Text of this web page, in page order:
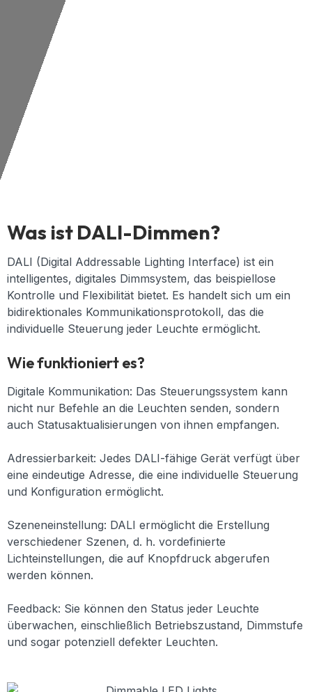
Was ist DALI-Dimmen?
DALI (Digital Addressable Lighting Interface) ist ein
intelligentes, digitales Dimmsystem, das beispiellose
Kontrolle und Flexibilität bietet. Es handelt sich um ein
bidirektionales Kommunikationsprotokoll, das die
individuelle Steuerung jeder Leuchte ermöglicht.
Wie funktioniert es?
Digitale Kommunikation: Das Steuerungssystem kann
nicht nur Befehle an die Leuchten senden, sondern
auch Statusaktualisierungen von ihnen empfangen.
Adressierbarkeit: Jedes DALI-fähige Gerät verfügt über
eine eindeutige Adresse, die eine individuelle Steuerung
und Konfiguration ermöglicht.
Szeneneinstellung: DALI ermöglicht die Erstellung
verschiedener Szenen, d. h. vordefinierte
Lichteinstellungen, die auf Knopfdruck abgerufen
werden können.
Feedback: Sie können den Status jeder Leuchte
überwachen, einschließlich Betriebszustand, Dimmstufe
und sogar potenziell defekter Leuchten.